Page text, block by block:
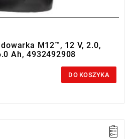
M12™, 12 V, 2.0,
Ah, 4932492908
DO KOSZYKA